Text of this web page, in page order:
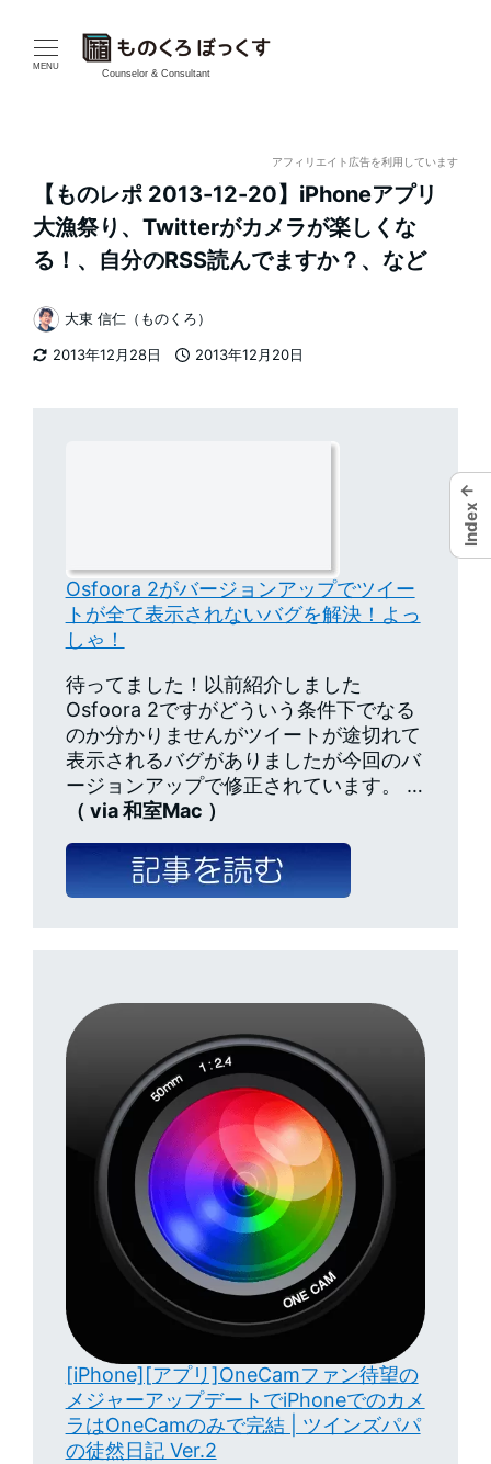
MENU
Counselor & Consultant
アフィリエイト広告を利用しています
【ものレポ 2013-12-20】iPhoneアプリ
大漁祭り、Twitterがカメラが楽しくな
る！、自分のRSS読んでますか？、など
2013年12月28日
2013年12月20日
著
者
大東 信仁（ものくろ）
Osfoora 2がバージョンアップでツイー
トが全て表示されないバグを解決！よっ
しゃ！
待ってました！以前紹介しました
Osfoora 2ですがどういう条件下でなる
のか分かりませんがツイートが途切れて
表示されるバグがありましたが今回のバ
ージョンアップで修正されています。 …
（ via 和室Mac ）
[iPhone][アプリ]OneCamファン待望の
メジャーアップデートでiPhoneでのカメ
ラはOneCamのみで完結 | ツインズパパ
の徒然日記 Ver.2
←
Index